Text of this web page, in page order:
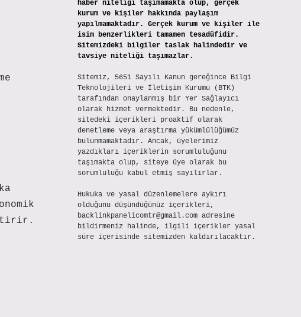
haber niteliği taşımamakta olup, gerçek
kurum ve kişiler hakkında paylaşım
yapılmamaktadır. Gerçek kurum ve kişiler ile
isim benzerlikleri tamamen tesadüfidir.
Sitemizdeki bilgiler taslak halindedir ve
tavsiye niteliği taşımazlar.
Sitemiz, 5651 Sayılı Kanun gereğince Bilgi
Teknolojileri ve İletişim Kurumu (BTK)
tarafından onaylanmış bir Yer Sağlayıcı
olarak hizmet vermektedir. Bu nedenle,
sitedeki içerikleri proaktif olarak
denetleme veya araştırma yükümlülüğümüz
bulunmamaktadır. Ancak, üyelerimiz
yazdıkları içeriklerin sorumluluğunu
taşımakta olup, siteye üye olarak bu
sorumluluğu kabul etmiş sayılırlar.
Hukuka ve yasal düzenlemelere aykırı
olduğunu düşündüğünüz içerikleri,
backlinkpanelicomtr@gmail.comadresine
bildirmeniz halinde, ilgili içerikler yasal
süre içerisinde sitemizden kaldırılacaktır.